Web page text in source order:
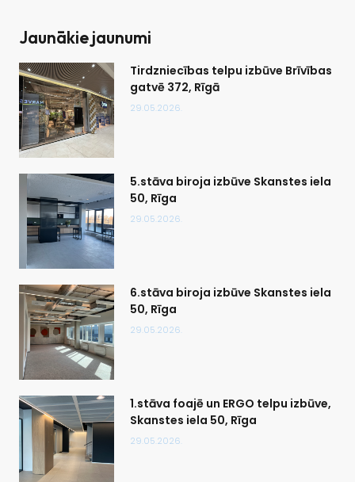
Jaunākie jaunumi
Tirdzniecības telpu izbūve Brīvības
gatvē 372, Rīgā
29.05.2026.
5.stāva biroja izbūve Skanstes iela
50, Rīga
29.05.2026.
6.stāva biroja izbūve Skanstes iela
50, Rīga
29.05.2026.
1.stāva foajē un ERGO telpu izbūve,
Skanstes iela 50, Rīga
29.05.2026.